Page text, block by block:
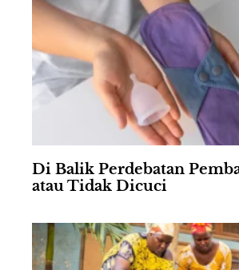
Di Balik Perdebatan
atau Tidak Dicuci